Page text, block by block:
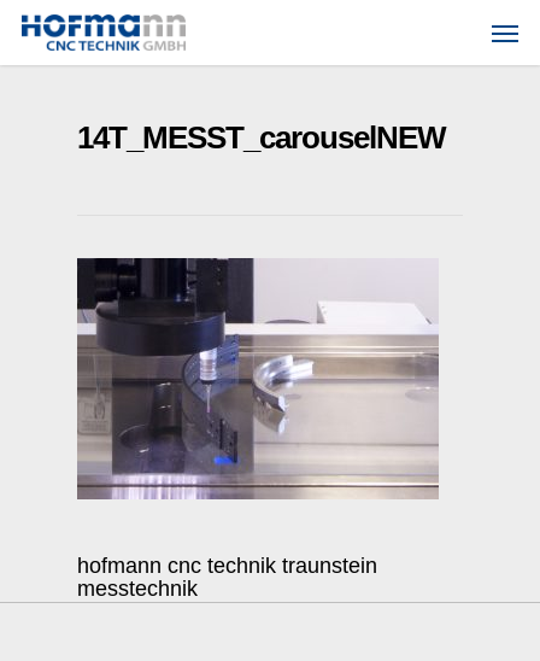
Skip
14T_MESST_carouselNEW
hofmann cnc technik traunstein
messtechnik